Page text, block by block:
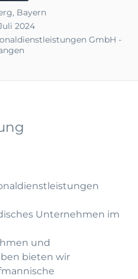
Bayern
2024
GmbH -
Unternehmen im
und
bieten wir